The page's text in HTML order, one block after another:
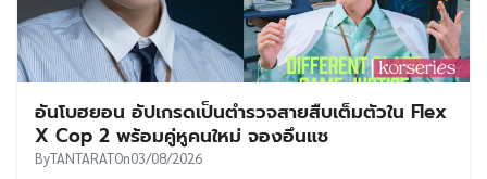
อันโบฮยอน อัปเกรดเป็นตำรวจสายสืบเต็มตัวใน Flex
X Cop 2 พร้อมคู่หูคนใหม่ จองอึนแช
ByTANTARATOn03/08/2026